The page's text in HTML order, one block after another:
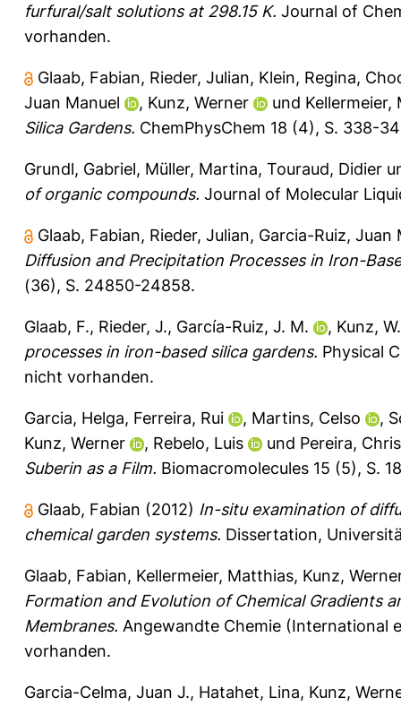
furfural/salt solutions at 298.15 K. Journal of
vorhanden.
Glaab, Fabian, Rieder, Julian, Klein, Regina,
Juan Manuel
, Kunz, Werner und Kellermeier,
Silica Gardens. ChemPhysChem 18 (4), S. 338-
Grundl, Gabriel, Müller, Martina, Touraud, Didier
of organic compounds. Journal of Molecular
Glaab, Fabian, Rieder, Julian, Garcia-Ruiz, Juan
Diffusion and Precipitation Processes in Iron-
(36), S. 24850-24858.
Glaab, F., Rieder, J., García-Ruiz, J. M. , Kunz, W.
processes in iron-based silica gardens. Physical
nicht vorhanden.
Garcia, Helga, Ferreira, Rui , Martins, Celso ,
Kunz, Werner
, Rebelo, Luis und Pereira,
Suberin as a Film. Biomacromolecules 15 (5), S.
Glaab, Fabian (2012) In-situ examination of
chemical garden systems. Dissertation,
Glaab, Fabian, Kellermeier, Matthias, Kunz,
Formation and Evolution of Chemical Gradients
Membranes. Angewandte Chemie (International
vorhanden.
Garcia-Celma, Juan J., Hatahet, Lina, Kunz,